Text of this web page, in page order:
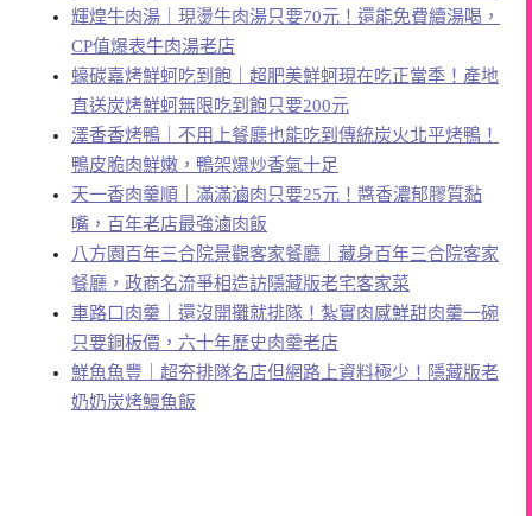
輝煌牛肉湯｜現燙牛肉湯只要70元！還能免費續湯喝，
CP值爆表牛肉湯老店
蠔碳嘉烤鮮蚵吃到飽｜超肥美鮮蚵現在吃正當季！產地
直送炭烤鮮蚵無限吃到飽只要200元
澤香香烤鴨｜不用上餐廳也能吃到傳統炭火北平烤鴨！
鴨皮脆肉鮮嫩，鴨架爆炒香氣十足
天一香肉羹順｜滿滿滷肉只要25元！醬香濃郁膠質黏
嘴，百年老店最強滷肉飯
八方園百年三合院景觀客家餐廳｜藏身百年三合院客家
餐廳，政商名流爭相造訪隱藏版老宅客家菜
車路口肉羹｜還沒開攤就排隊！紮實肉感鮮甜肉羹一碗
只要銅板價，六十年歷史肉羹老店
鮮魚魚豐｜超夯排隊名店但網路上資料極少！隱藏版老
奶奶炭烤鰻魚飯